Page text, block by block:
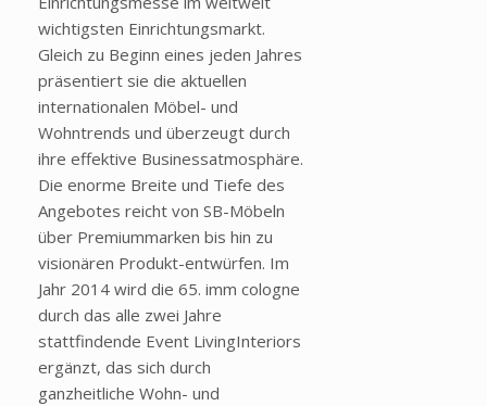
wichtigsten Einrichtungsmarkt.
Gleich zu Beginn eines jeden Jahres
präsentiert sie die aktuellen
internationalen Möbel- und
Wohntrends und überzeugt durch
ihre effektive Businessatmosphäre.
Die enorme Breite und Tiefe des
Angebotes reicht von SB-Möbeln
über Premiummarken bis hin zu
visionären Produkt-entwürfen. Im
Jahr 2014 wird die 65. imm cologne
durch das alle zwei Jahre
stattfindende Event LivingInteriors
ergänzt, das sich durch
ganzheitliche Wohn- und